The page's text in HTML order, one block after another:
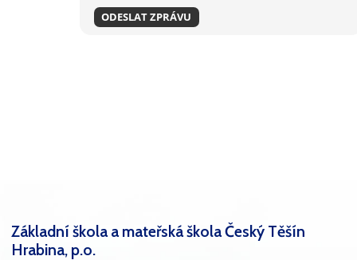
Základní škola a mateřská škola Český Těšín
Hrabina, p.o.